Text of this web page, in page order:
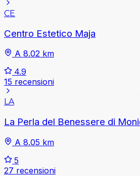
CE
Centro Estetico Maja
A 8.02 km
4.9
15 recensioni
LA
La Perla del Benessere di
A 8.05 km
5
27 recensioni